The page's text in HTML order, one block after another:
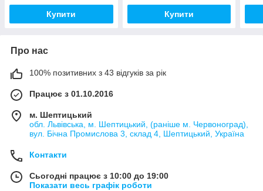
Купити Купити
Про нас
100% позитивних з 43 відгуків за рік
Працює з 01.10.2016
м. Шептицький
обл. Львівська, м. Шептицький, (раніше м. Червоноград),
вул. Бічна Промислова 3, склад 4, Шептицький, Україна
Контакти
Сьогодні працює з 10:00 до 19:00
Показати весь графік роботи